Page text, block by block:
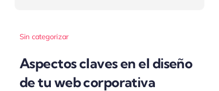
Sin categorizar
Aspectos claves en el diseño
de tu web corporativa